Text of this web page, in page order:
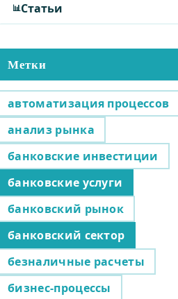
Статьи
Метки
автоматизация процессов
анализ рынка
банковские инвестиции
банковские услуги
банковский рынок
банковский сектор
безналичные расчеты
бизнес-процессы